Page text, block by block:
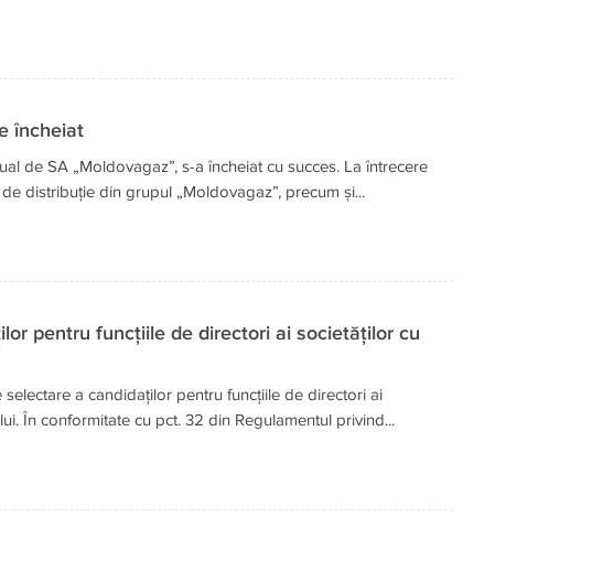
încheiat
de SA „Moldovagaz”, s-a încheiat cu succes. La întrecere
distribuție din grupul „Moldovagaz”, precum și...
pentru funcțiile de directori ai societăților cu
a candidaților pentru funcțiile de directori ai
În conformitate cu pct. 32 din Regulamentul privind...